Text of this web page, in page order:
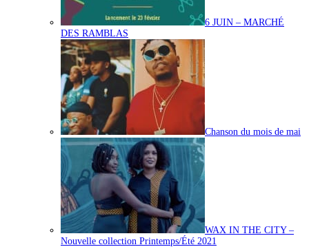
6 JUIN – MARCHÉ
DES RAMBLAS
Chanson du mois de mai
WAX IN THE CITY –
Nouvelle collection Printemps/Été 2021